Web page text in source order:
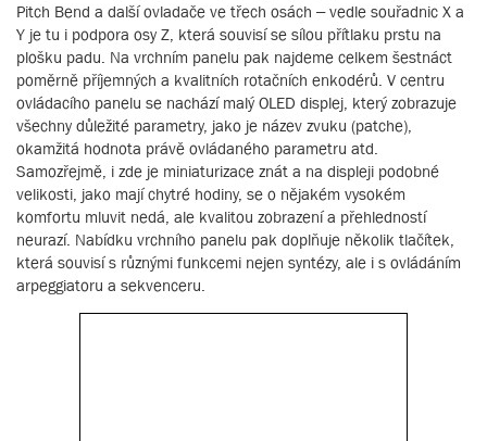
Pitch Bend a další ovladače ve třech osách – vedle souřadnic X a
Y je tu i podpora osy Z, která souvisí se sílou přítlaku prstu na
plošku padu. Na vrchním panelu pak najdeme celkem šestnáct
poměrně příjemných a kvalitních rotačních enkodérů. V centru
ovládacího panelu se nachází malý OLED displej, který zobrazuje
všechny důležité parametry, jako je název zvuku (patche),
okamžitá hodnota právě ovládaného parametru atd.
Samozřejmě, i zde je miniaturizace znát a na displeji podobné
velikosti, jako mají chytré hodiny, se o nějakém vysokém
komfortu mluvit nedá, ale kvalitou zobrazení a přehledností
neurazí. Nabídku vrchního panelu pak doplňuje několik tlačítek,
která souvisí s různými funkcemi nejen syntézy, ale i s ovládáním
arpeggiatoru a sekvenceru.